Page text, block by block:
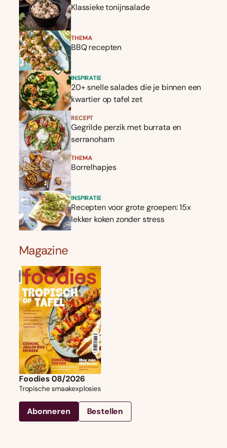
Klassieke tonijnsalade
THEMA
BBQ recepten
INSPIRATIE
20+ snelle salades die je binnen een
kwartier op tafel zet
RECEPT
Gegrilde perzik met burrata en
serranoham
THEMA
Borrelhapjes
INSPIRATIE
Recepten voor grote groepen: 15x
lekker koken zonder stress
Magazine
Foodies 08/2026
Tropische smaakexplosies
Abonneren Bestellen